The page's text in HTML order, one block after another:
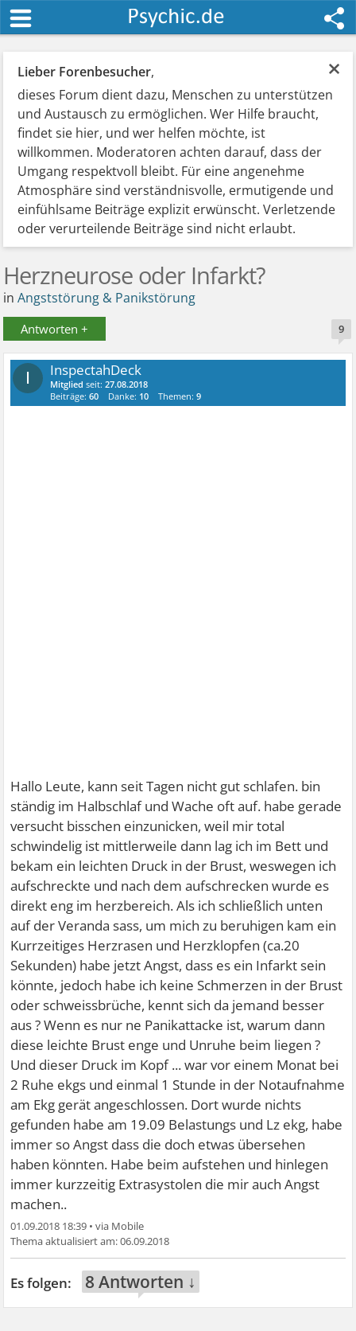
×
Lieber Forenbesucher,
dieses Forum dient dazu, Menschen zu unterstützen
und Austausch zu ermöglichen. Wer Hilfe braucht,
findet sie hier, und wer helfen möchte, ist
willkommen. Moderatoren achten darauf, dass der
Umgang respektvoll bleibt. Für eine angenehme
Atmosphäre sind verständnisvolle, ermutigende und
einfühlsame Beiträge explizit erwünscht. Verletzende
oder verurteilende Beiträge sind nicht erlaubt.
Herzneurose oder Infarkt?
inAngststörung & Panikstörung
Antworten + 9
I InspectahDeck
Mitglied seit:27.08.2018
Beiträge:60 Danke: 10 Themen:9
Hallo Leute, kann seit Tagen nicht gut schlafen. bin
ständig im Halbschlaf und Wache oft auf. habe gerade
versucht bisschen einzunicken, weil mir total
schwindelig ist mittlerweile dann lag ich im Bett und
bekam ein leichten Druck in der Brust, weswegen ich
aufschreckte und nach dem aufschrecken wurde es
direkt eng im herzbereich. Als ich schließlich unten
auf der Veranda sass, um mich zu beruhigen kam ein
Kurrzeitiges Herzrasen und Herzklopfen (ca.20
Sekunden) habe jetzt Angst, dass es ein Infarkt sein
könnte, jedoch habe ich keine Schmerzen in der Brust
oder schweissbrüche, kennt sich da jemand besser
aus ? Wenn es nur ne Panikattacke ist, warum dann
diese leichte Brust enge und Unruhe beim liegen ?
Und dieser Druck im Kopf ... war vor einem Monat bei
2 Ruhe ekgs und einmal 1 Stunde in der Notaufnahme
am Ekg gerät angeschlossen. Dort wurde nichts
gefunden habe am 19.09 Belastungs und Lz ekg, habe
immer so Angst dass die doch etwas übersehen
haben könnten. Habe beim aufstehen und hinlegen
immer kurzzeitig Extrasystolen die mir auch Angst
machen..
01.09.2018 18:39 •
06.09.2018
8 Antworten ↓